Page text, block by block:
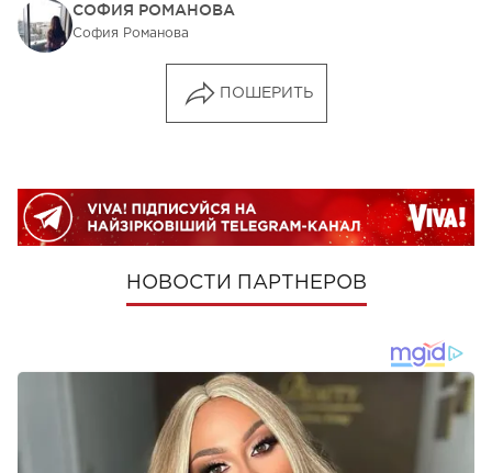
СОФИЯ РОМАНОВА
София Романова
ПОШЕРИТЬ
НОВОСТИ ПАРТНЕРОВ